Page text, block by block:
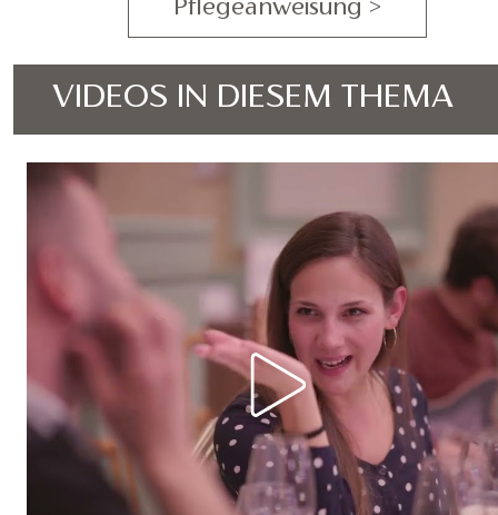
Pflegeanweisung >
VIDEOS IN DIESEM THEMA